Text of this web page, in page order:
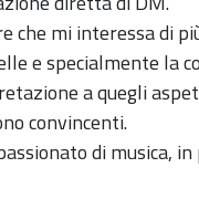
che mi interessa di
e specialmente la
a quegli
convincenti.
di musica,